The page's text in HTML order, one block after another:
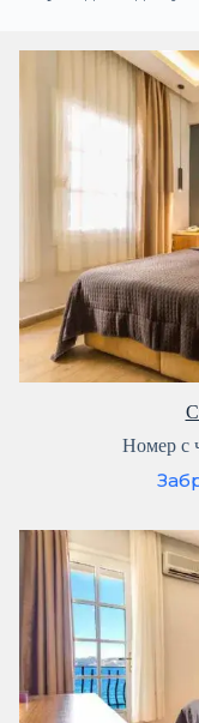
Номер с